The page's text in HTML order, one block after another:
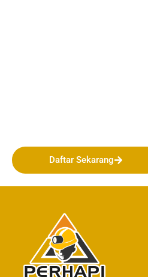
Daftar Sekarang